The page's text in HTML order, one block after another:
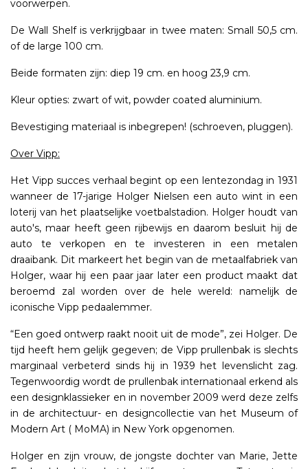
voorwerpen.
De Wall Shelf is verkrijgbaar in twee maten: Small 50,5 cm.
of de large 100 cm.
Beide formaten zijn: diep 19 cm. en hoog 23,9 cm.
Kleur opties: zwart of wit, powder coated aluminium.
Bevestiging materiaal is inbegrepen! (schroeven, pluggen).
Over Vipp:
Het Vipp succes verhaal begint op een lentezondag in 1931
wanneer de 17-jarige Holger Nielsen een auto wint in een
loterij van het plaatselijke voetbalstadion. Holger houdt van
auto's, maar heeft geen rijbewijs en daarom besluit hij de
auto te verkopen en te investeren in een metalen
draaibank. Dit markeert het begin van de metaalfabriek van
Holger, waar hij een paar jaar later een product maakt dat
beroemd zal worden over de hele wereld: namelijk de
iconische Vipp pedaalemmer.
“Een goed ontwerp raakt nooit uit de mode”, zei Holger. De
tijd heeft hem gelijk gegeven; de Vipp prullenbak is slechts
marginaal verbeterd sinds hij in 1939 het levenslicht zag.
Tegenwoordig wordt de prullenbak internationaal erkend als
een designklassieker en in november 2009 werd deze zelfs
in de architectuur- en designcollectie van het Museum of
Modern Art ( MoMA) in New York opgenomen.
Holger en zijn vrouw, de jongste dochter van Marie, Jette